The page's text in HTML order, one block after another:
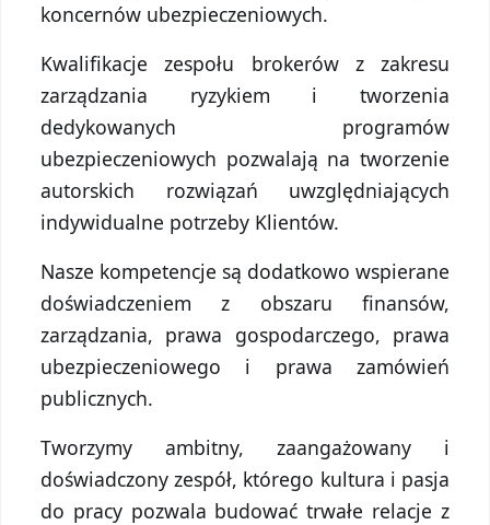
koncernów ubezpieczeniowych.
Kwalifikacje zespołu brokerów z zakresu
zarządzania ryzykiem i tworzenia
dedykowanych programów
ubezpieczeniowych pozwalają na tworzenie
autorskich rozwiązań uwzględniających
indywidualne potrzeby Klientów.
Nasze kompetencje są dodatkowo wspierane
doświadczeniem z obszaru finansów,
zarządzania, prawa gospodarczego, prawa
ubezpieczeniowego i prawa zamówień
publicznych.
Tworzymy ambitny, zaangażowany i
doświadczony zespół, którego kultura i pasja
do pracy pozwala budować trwałe relacje z